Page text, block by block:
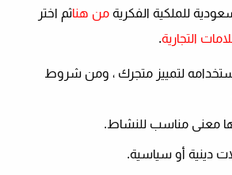
للملكية الفكرية من هناثم اختر
التجارية.
لتمييز متجرك ، ومن شروط
معنى مناسب للنشاط.
دينية أو سياسية.